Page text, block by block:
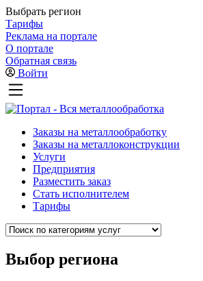
Выбрать регион
Тарифы
Реклама на портале
О портале
Обратная связь
Войти
Заказы на металлообработку
Заказы на металлоконструкции
Услуги
Предприятия
Разместить заказ
Стать исполнителем
Тарифы
Выбор региона